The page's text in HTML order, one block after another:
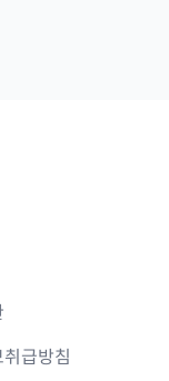
급방침